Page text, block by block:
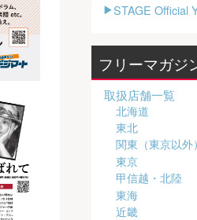
STAGE Official
フリーマガジ
取扱店舗一覧
北海道
東北
関東（東京以外）
東京
甲信越・北陸
東海
近畿